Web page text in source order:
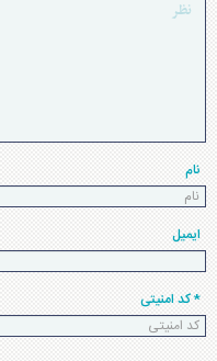
نام
ایمیل
* کد امنیتی